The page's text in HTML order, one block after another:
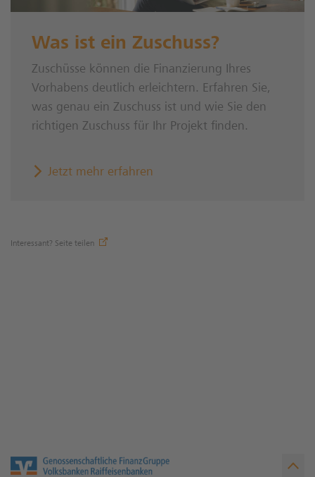
Was ist ein Zuschuss?
Zuschüsse können die Finanzierung Ihres
Vorhabens deutlich erleichtern. Erfahren Sie,
was genau ein Zuschuss ist und wie Sie den
richtigen Zuschuss für Ihr Projekt finden.
Jetzt mehr erfahren
Interessant? Seite teilen